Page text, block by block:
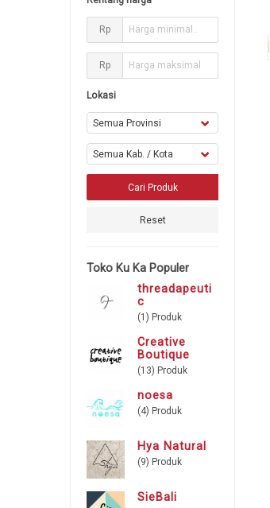
Rp
Rp
Lokasi
Reset
Toko Ku Ka Populer
threadapeuti
c
(1) Produk
Creative
Boutique
(13) Produk
noesa
(4) Produk
Hya Natural
(9) Produk
SieBali